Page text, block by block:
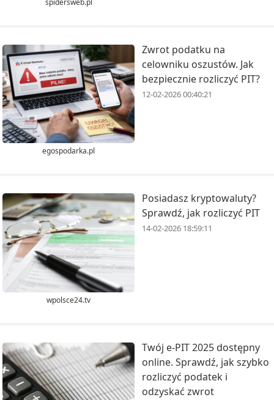
egospodarka.pl
Zwrot podatku na
celowniku oszustów. Jak
bezpiecznie rozliczyć PIT?
12-02-2026 00:40:21
wpolsce24.tv
Posiadasz kryptowaluty?
Sprawdź, jak rozliczyć PIT
14-02-2026 18:59:11
Twój e-PIT 2025 dostępny
online. Sprawdź, jak szybko
rozliczyć podatek i
odzyskać zwrot